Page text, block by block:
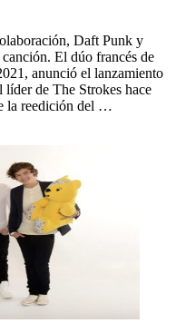
Daft Punk y
El dúo francés de
anunció el lanzamiento
líder de The Strokes hace
la reedición del …